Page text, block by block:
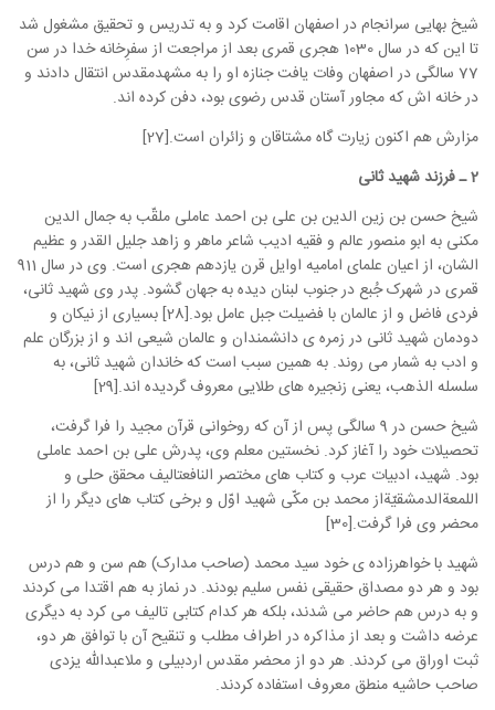
شیخ بهایی سرانجام در اصفهان اقامت کرد و به تدریس و تحقیق مشغول شد
تا این که در سال 1030 هجری قمری بعد از مراجعت از سفرِخانه خدا در سن
77 سالگی در اصفهان وفات یافت جنازه او را به مشهدمقدس انتقال دادند و
در خانه اش که مجاور آستان قدس رضوی بود، دفن کرده اند.
مزارش هم اکنون زیارت گاه مشتاقان و زائران است.[27]
2 ـ فرزند شهید ثانی
شیخ حسن بن زین الدین بن علی بن احمد عاملی ملقّب به جمال الدین
مکنی به ابو منصور عالم و فقیه ادیب شاعر ماهر و زاهد جلیل القدر و عظیم
الشان، از اعیان علمای امامیه اوایل قرن یازدهم هجری است. وی در سال 911
قمری در شهرک جُبع در جنوب لبنان دیده به جهان گشود. پدر وی شهید ثانی،
فردی فاضل و از عالمان با فضیلت جبل عامل بود.[28] بسیاری از نیکان و
دودمان شهید ثانی در زمره ی دانشمندان و عالمان شیعی اند و از بزرگان علم
و ادب به شمار می روند. به همین سبب است که خاندان شهید ثانی، به
سلسله الذهب، یعنی زنجیره های طلایی معروف گردیده اند.[29]
شیخ حسن در 9 سالگی پس از آن که روخوانی قرآن مجید را فرا گرفت،
تحصیلات خود را آغاز کرد. نخستین معلم وی، پدرش علی بن احمد عاملی
بود. شهید، ادبیات عرب و کتاب های مختصر النافعتالیف محقق حلی و
اللمعةالدمشقیّةاز محمد بن مکّی شهید اوّل و برخی کتاب های دیگر را از
محضر وی فرا گرفت.[30]
شهید با خواهرزاده ی خود سید محمد (صاحب مدارک) هم سن و هم درس
بود و هر دو مصداق حقیقی نفس سلیم بودند. در نماز به هم اقتدا می کردند
و به درس هم حاضر می شدند، بلکه هر کدام کتابی تالیف می کرد به دیگری
عرضه داشت و بعد از مذاکره در اطراف مطلب و تنقیح آن با توافق هر دو،
ثبت اوراق می کردند. هر دو از محضر مقدس اردبیلی و ملاعبدالله یزدی
صاحب حاشیه منطق معروف استفاده کردند.